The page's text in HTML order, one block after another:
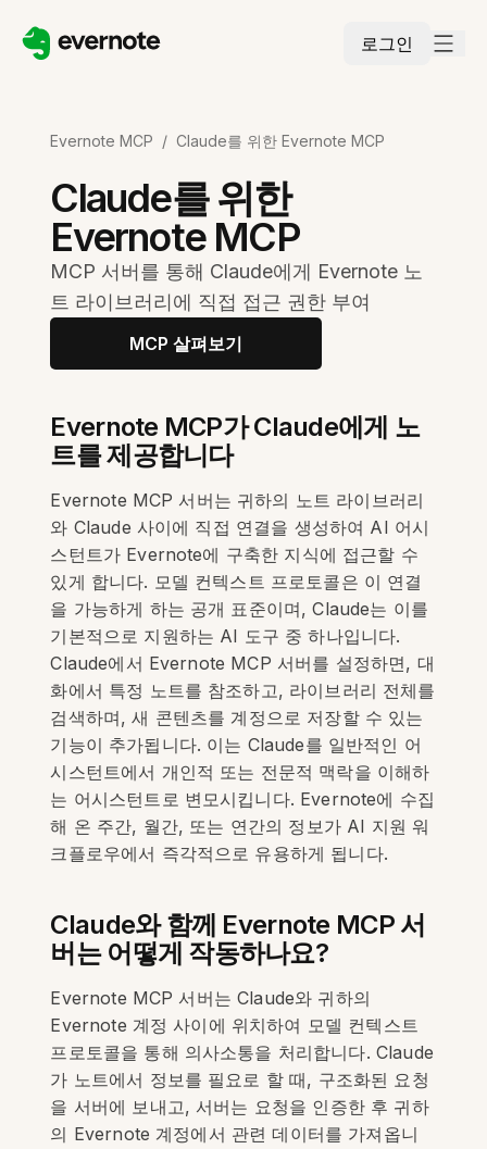
로그인
Evernote MCP / Claude를 위한 Evernote MCP
Claude를 위한
Evernote MCP
MCP 서버를 통해 Claude에게 Evernote 노
트 라이브러리에 직접 접근 권한 부여
MCP 살펴보기
Evernote MCP가 Claude에게 노
트를 제공합니다
Evernote MCP 서버는 귀하의 노트 라이브러리
와 Claude 사이에 직접 연결을 생성하여 AI 어시
스턴트가 Evernote에 구축한 지식에 접근할 수
있게 합니다. 모델 컨텍스트 프로토콜은 이 연결
을 가능하게 하는 공개 표준이며, Claude는 이를
기본적으로 지원하는 AI 도구 중 하나입니다.
Claude에서 Evernote MCP 서버를 설정하면, 대
화에서 특정 노트를 참조하고, 라이브러리 전체를
검색하며, 새 콘텐츠를 계정으로 저장할 수 있는
기능이 추가됩니다. 이는 Claude를 일반적인 어
시스턴트에서 개인적 또는 전문적 맥락을 이해하
는 어시스턴트로 변모시킵니다. Evernote에 수집
해 온 주간, 월간, 또는 연간의 정보가 AI 지원 워
크플로우에서 즉각적으로 유용하게 됩니다.
Claude와 함께 Evernote MCP 서
버는 어떻게 작동하나요?
Evernote MCP 서버는 Claude와 귀하의
Evernote 계정 사이에 위치하여 모델 컨텍스트
프로토콜을 통해 의사소통을 처리합니다. Claude
가 노트에서 정보를 필요로 할 때, 구조화된 요청
을 서버에 보내고, 서버는 요청을 인증한 후 귀하
의 Evernote 계정에서 관련 데이터를 가져옵니